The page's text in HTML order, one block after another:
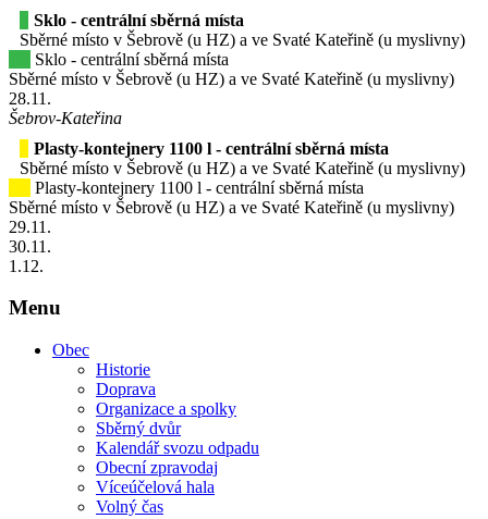
Sklo - centrální sběrná místa
Sběrné místo v Šebrově (u HZ) a ve Svaté Kateřině (u myslivny)
Sklo - centrální sběrná místa
Sběrné místo v Šebrově (u HZ) a ve Svaté Kateřině (u myslivny)
28.11.
Šebrov-Kateřina
Plasty-kontejnery 1100 l - centrální sběrná místa
Sběrné místo v Šebrově (u HZ) a ve Svaté Kateřině (u myslivny)
Plasty-kontejnery 1100 l - centrální sběrná místa
Sběrné místo v Šebrově (u HZ) a ve Svaté Kateřině (u myslivny)
29.11.
30.11.
1 .12.
Menu
Obec
Historie
Doprava
Organizace a spolky
Sběrný dvůr
Kalendář svozu odpadu
Obecní zpravodaj
Víceúčelová hala
Volný čas